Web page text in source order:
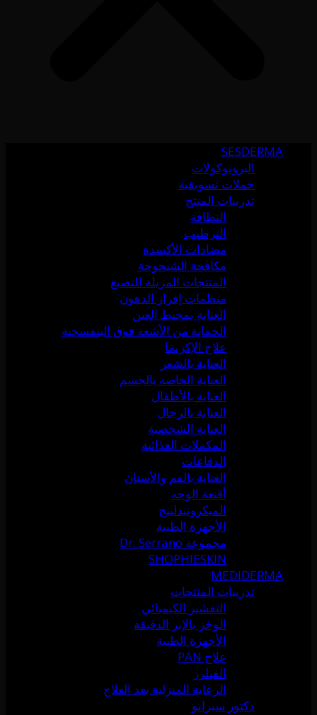
SESDERMA
البروتوكولات
حملات تسويقية
تدريبات المنتج
النظافة
الترطيب
مضادات الأكسدة
مكافحة الشيخوخة
المنتجات المزيلة للتصبغ
منظمات إفراز الدهون
العناية بمحيط العين
الحماية من الأشعة فوق البنفسجية
علاج الإكزيما
العناية بالشعر
العناية الخاصة بالجسم
العناية بالأطفال
العناية بالرجال
العناية الشخصية
المكملات الغذائية
الدفاعات
العناية بالفم والأسنان
أقنعة الوجه
الميكرونيدلينج
الأجهزة الطبية
مجموعة Dr. Serrano
SHOPHIESKIN
MEDIDERMA
تدريبات المنتجات
التقشير الكيميائي
الوخز بالإبر الدقيقة
الأجهزة الطبية
علاج PAN
الفيلرز
الرعاية المنزلية بعد العلاج
دكتور سيرانو